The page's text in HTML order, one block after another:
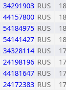
34291903 RUS
44157800 RUS
54184975 RUS
54141427 RUS
34328114 RUS
24198196 RUS
44181647 RUS
24172383 RUS